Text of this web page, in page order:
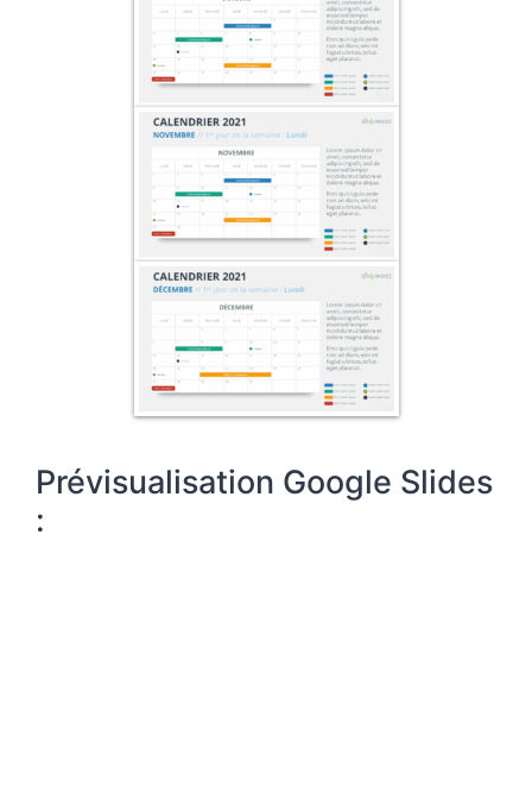
Prévisualisation Google Slides
: